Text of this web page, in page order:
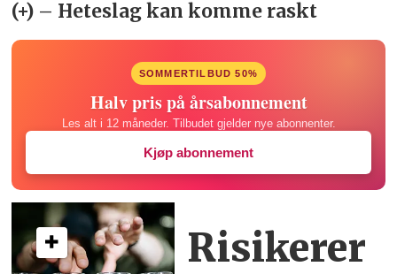
SOMMERTILBUD 50%
Halv pris på årsabonnement
Les alt i 12 måneder. Tilbudet gjelder nye abonnenter.
Kjøp abonnement
Risikerer